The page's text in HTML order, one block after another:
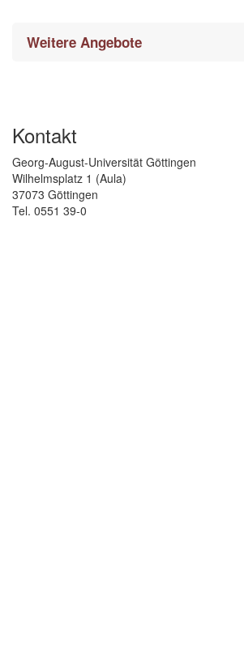
Weitere Angebote
Kontakt
Georg-August-Universität Göttingen
Wilhelmsplatz 1 (Aula)
37073 Göttingen
Tel. 0551 39-0